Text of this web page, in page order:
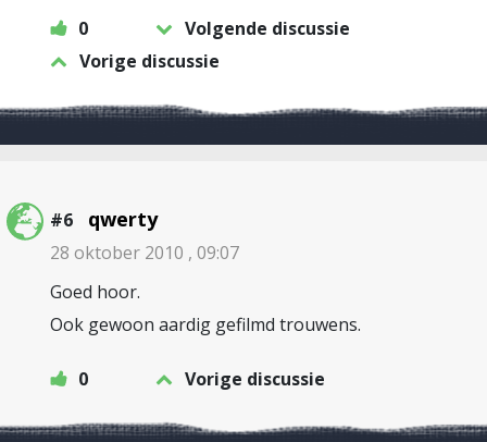
0
Volgende discussie
Vorige discussie
#6 qwerty
28 oktober 2010 , 09:07
Goed hoor.
Ook gewoon aardig gefilmd trouwens.
0 Vorige discussie